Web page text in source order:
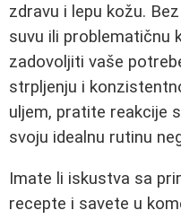
zdravu i lepu kožu.
suvu ili problematičnu
zadovoljiti vaše
strpljenju i
uljem, pratite reakcije
svoju idealnu rutinu
Imate li iskustva sa
recepte i savete u